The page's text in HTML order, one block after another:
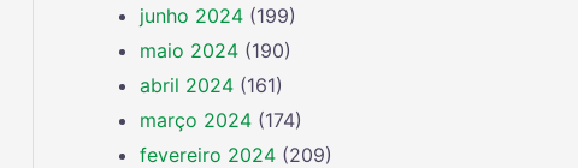
junho 2024 (199)
maio 2024 (190)
abril 2024 (161)
março 2024 (174)
fevereiro 2024 (209)